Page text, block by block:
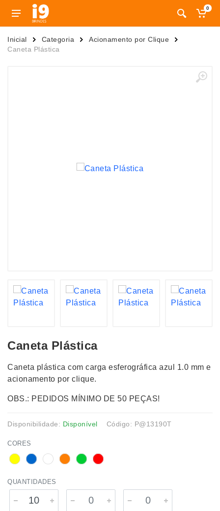
0
Inicial Categoria
Acionamento por Clique
Caneta Plástica
Caneta Plástica
Caneta plástica com carga esferográfica azul 1.0 mm e
acionamento por clique.
OBS.: PEDIDOS MÍNIMO DE 50 PEÇAS!
Disponibilidade: Disponível Código: P@13190T
CORES
QUANTIDADES